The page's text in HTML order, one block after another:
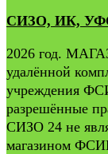
СИЗО, ИК,
2026 год.
удалённой
учреждения
разрешённые
СИЗО 24 не
магазином